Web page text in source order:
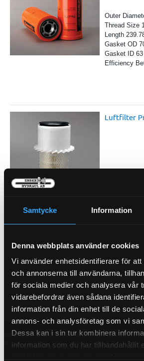
Samtycke Information
Denna webbplats använder cookies
Vi använder enhetsidentifierare för
och annonserna till användarna,
för sociala medier och analysera vår
vidarebefordrar även sådana
information från din enhet till de
annons- och analysföretag som vi
Dessa kan i sin tur kombinera
information som du har tillhandahållit
Outer
Thread Size
Length
Gasket OD
Gasket ID
Efficiency
Luftfilter